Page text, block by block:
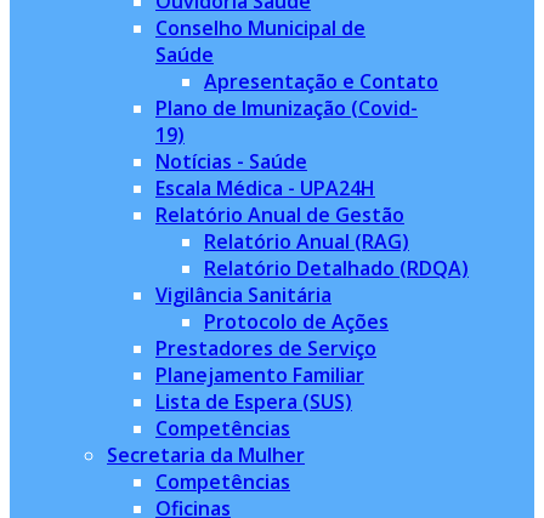
Conselho Municipal de
Saúde
Apresentação e Contato
Plano de Imunização (Covid-
19)
Notícias - Saúde
Escala Médica - UPA24H
Relatório Anual de Gestão
Relatório Anual (RAG)
Relatório Detalhado (RDQA)
Vigilância Sanitária
Protocolo de Ações
Prestadores de Serviço
Planejamento Familiar
Lista de Espera (SUS)
Competências
Secretaria da Mulher
Competências
Oficinas